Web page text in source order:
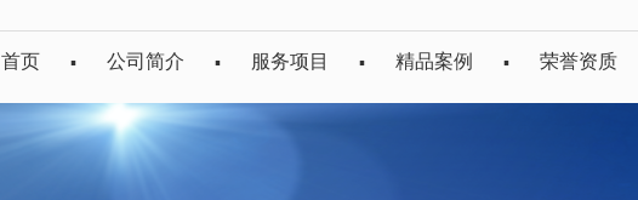
首页 ▪ 公司简介 ▪ 服务项目 ▪ 精品案例 ▪ 荣誉资质